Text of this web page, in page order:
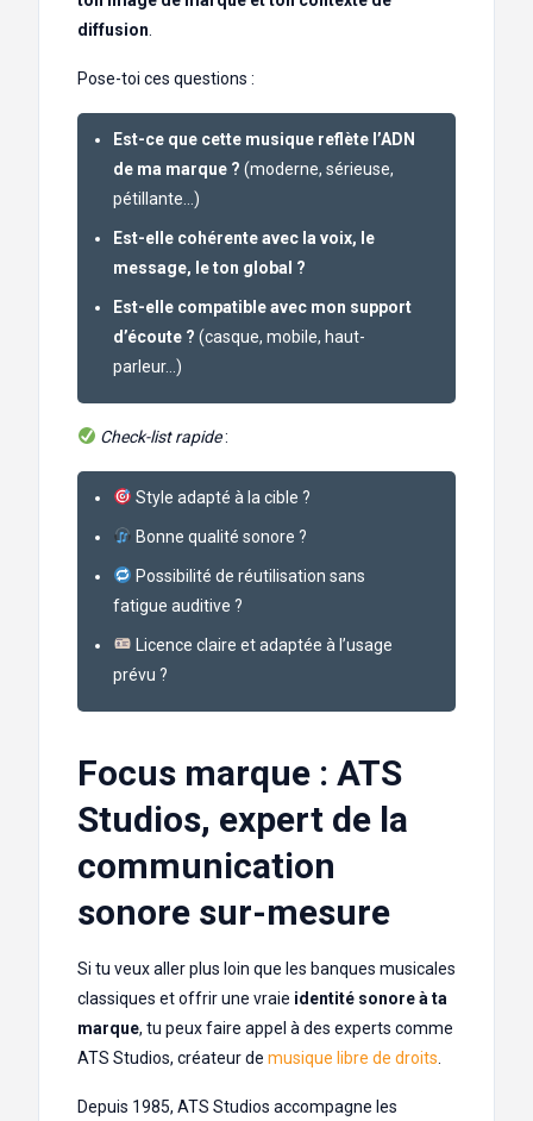
diffusion
Pose-toi ces questions :
Est-ce que cette musique reflète l’ADN
de ma marque ? (moderne, sérieuse,
pétillante…)
Est-elle cohérente avec la voix, le
message, le ton global ?
Est-elle compatible avec mon support
d’écoute ? (casque, mobile, haut-
parleur…)
Check-list rapide:
Style adapté à la cible ?
Bonne qualité sonore ?
Possibilité de réutilisation sans
fatigue auditive ?
Licence claire et adaptée à l’usage
prévu ?
Focus marque : ATS
Studios, expert de la
communication
sonore sur-mesure
Si tu veux aller plus loin que les banques musicales
classiques et offrir une vraie identité sonore à ta
marque, tu peux faire appel à des experts comme
ATS Studios, créateur de musique libre de droits
Depuis 1985, ATS Studios accompagne les